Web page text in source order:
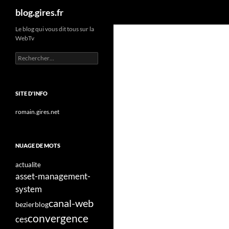
Aller
contenu
blog.gires.fr
Le blog qui vous dit tous sur la
WebTv
Rechercher :
SITE D'INFO
romain.gires.net
NUAGE DE MOTS
actualite
asset-management-
system
bezierblogcanal-web
cesconvergence